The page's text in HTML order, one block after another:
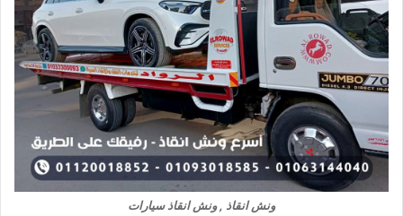
ونش انقاذ , ونش انقاذ سيارات